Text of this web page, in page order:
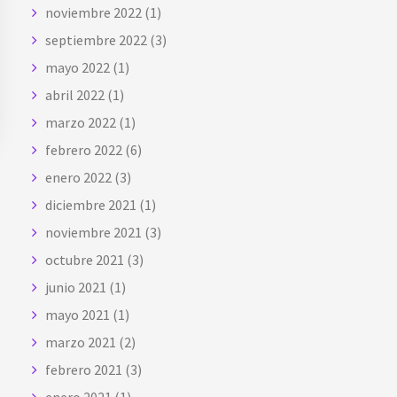
noviembre 2022 (1)
septiembre 2022 (3)
mayo 2022 (1)
abril 2022 (1)
marzo 2022 (1)
febrero 2022 (6)
enero 2022 (3)
diciembre 2021 (1)
noviembre 2021 (3)
octubre 2021 (3)
junio 2021 (1)
mayo 2021 (1)
marzo 2021 (2)
febrero 2021 (3)